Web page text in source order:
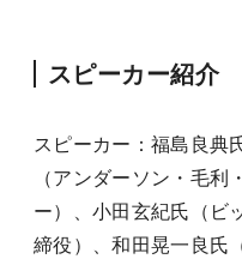
スピーカー紹介
スピーカー：福島良典
（アンダーソン・毛
ー）、小田玄紀氏（ビ
締役）、和田晃一良氏